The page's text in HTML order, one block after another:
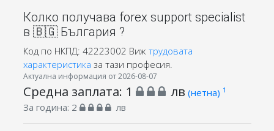
Колко получава forex support specialist
в 🇧🇬 България ?
Код по НКПД: 42223002 Виж трудовата
характеристика за тази професия.
Актуална информация от 2026-08-07
Средна заплата: 1 лв (нетна) 1
За година: 2 лв